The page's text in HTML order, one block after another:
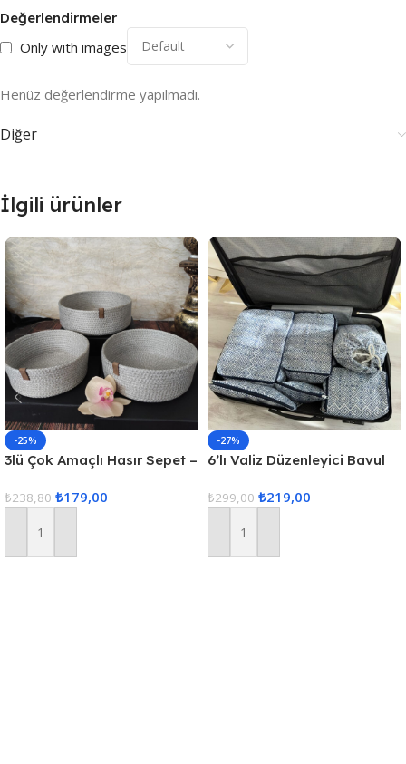
Değerlendirmeler
Only with images
Henüz değerlendirme yapılmadı.
Diğer
İlgili ürünler
-25%
3lü Çok Amaçlı Hasır Sepet –
₺238,80 ₺179,00
Sepete Ekle
-27%
6’lı Valiz Düzenleyici Bavul
Hurcu
₺299,00 ₺219,00
Sepete Ekle